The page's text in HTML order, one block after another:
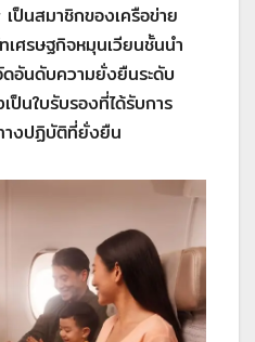
นสมาชิกของเครือข่าย
ศรษฐกิจหมุนเวียนชั้นนำ
อันดับความยั่งยืนระดับ
ป็นใบรับรองที่ได้รับการ
างปฏิบัติที่ยั่งยืน